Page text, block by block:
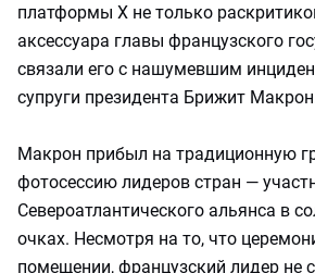
платформы X не только
аксессуара главы французского
связали его с нашумевшим
супруги президента Брижит
Макрон прибыл на традиционную
фотосессию лидеров стран —
Североатлантического альянса в
очках. Несмотря на то, что
помещении, французский лидер не